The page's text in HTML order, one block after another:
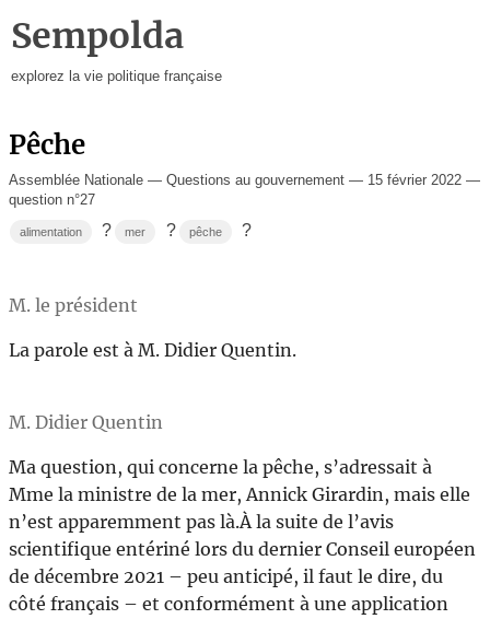
Sempolda
explorez la vie politique française
Pêche
Assemblée Nationale — Questions au gouvernement — 15 février 2022 —
question n°27
alimentation ? mer ? pêche ?
M. le président
La parole est à M. Didier Quentin.
M. Didier Quentin
Ma question, qui concerne la pêche, s’adressait à
Mme la ministre de la mer, Annick Girardin, mais elle
n’est apparemment pas là.À la suite de l’avis
scientifique entériné lors du dernier Conseil européen
de décembre 2021 – peu anticipé, il faut le dire, du
côté français – et conformément à une application